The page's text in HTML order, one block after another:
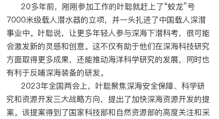
20多年前，刚刚参加工作的叶聪就赶上了“蛟龙”号
7000米级载人潜水器的立项，并一头扎进了中国载人深潜
事业中。叶聪说，让更多年轻人参与深海下潜科考，很可能
会激发新的灵感和创意。这不仅有助于他们在深海科技研究
方面取得更多成果，还能推动海洋科学研究的发展，同时也
有利于反哺深海装备的研发。
2023年全国两会上，叶聪聚焦深海安全保障、科学研
究和资源开发三大战略方向，提出了加快深海资源开发的提
案。该提案得到了国家科技部和自然资源部的高度关注和采